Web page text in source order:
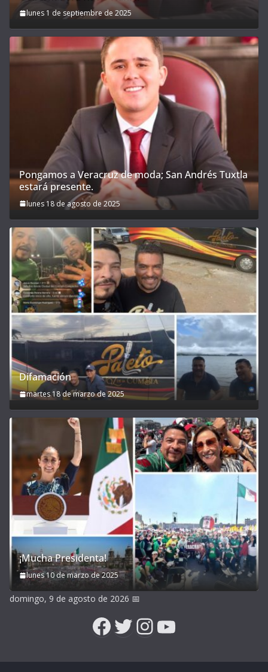
lunes 1 de septiembre de 2025
Pongamos a Veracruz de moda; San Andrés Tuxtla
estará presente.
lunes 18 de agosto de 2025
Difamación
martes 18 de marzo de 2025
¡Mucha Presidenta!
lunes 10 de marzo de 2025
domingo, 9 de agosto de 2026 📅
Facebook
Twitter
Instagram
YouTube